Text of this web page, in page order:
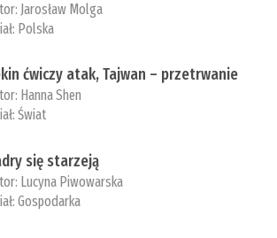
Jarosław Molga
Polska
ćwiczy atak, Tajwan – przetrwanie
­Hanna Shen
Świat
się starzeją
Lucyna Piwowarska
Gospodarka